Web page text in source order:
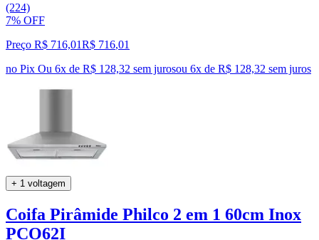
(224)
7% OFF
Preço R$ 716,01R$ 716,01
no Pix Ou 6x de R$ 128,32 sem jurosou 6x de R$ 128,32 sem juros
+ 1 voltagem
Coifa Pirâmide Philco 2 em 1 60cm Inox
PCO62I